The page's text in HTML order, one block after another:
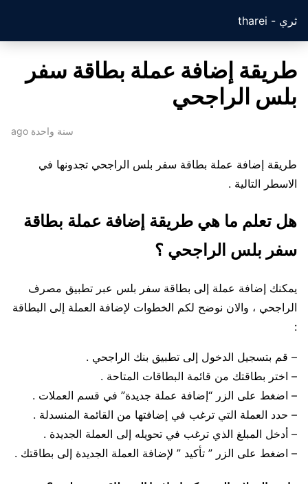
ثري - tharei
طريقة إضافة عملة بطاقة سفر
بلس الراجحي
سنة واحدة ago
طريقة إضافة عملة بطاقة سفر بلس الراجحي تجدونها في
الاسطر التالية .
هل تعلم ما هي طريقة إضافة عملة بطاقة
سفر بلس الراجحي ؟
يمكنك إضافة عملة إلى بطاقة سفر بلس عبر تطبيق مصرف
الراجحي ، والان نوضح لكم الخطوات لإضافة العملة إلى البطاقة
:
– قم بتسجيل الدخول إلى تطبيق بنك الراجحي .
– اختر بطاقتك من قائمة البطاقات المتاحة .
– اضغط على الزر “إضافة عملة جديدة” في قسم العملات .
– حدد العملة التي ترغب في إضافتها من القائمة المنسدلة .
– أدخل المبلغ الذي ترغب في تحويله إلى العملة الجديدة .
– اضغط على الزر ” تأكيد ” لإضافة العملة الجديدة إلى بطاقتك .